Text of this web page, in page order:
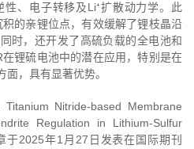
性、电子转移及Li⁺扩散动力学。此
的亲锂位点，有效缓解了锂枝晶沿
时，还开发了高硫负载的全电池和
在锂硫电池中的潜在应用，特别是在
，具有显著优势。
Titanium Nitride-based Membrane
Regulation in Lithium-Sulfur
于2025年1 月 27 日发表在国际期刊